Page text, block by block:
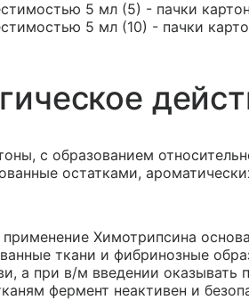
5 мл (5) - пачки
5 мл (10) - пачки
с образованием
остатками,
Химотрипсина
ткани и фибринозные
а при в/м введении оказывать
фермент неактивен и